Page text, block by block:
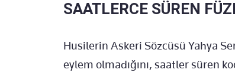
SAATLERCE SÜREN
Husilerin Askeri Sözcüsü Yahya
eylem olmadığını, saatler süren